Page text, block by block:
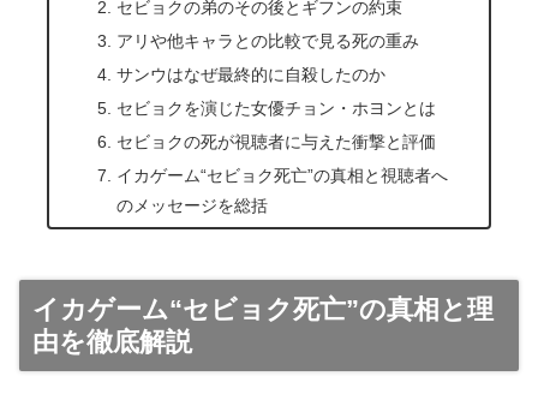
セビョクの弟のその後とギフンの約束
アリや他キャラとの比較で見る死の重み
サンウはなぜ最終的に自殺したのか
セビョクを演じた女優チョン・ホヨンとは
セビョクの死が視聴者に与えた衝撃と評価
イカゲーム“セビョク死亡”の真相と視聴者へ
のメッセージを総括
イカゲーム“セビョク死亡”の真相と理
由を徹底解説